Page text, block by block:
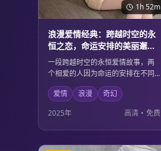
1h 52m
浪漫爱情经典：跨越时空的永
恒之恋，命运安排的美丽邂逅
与离别
一段跨越时空的永恒爱情故事，两
个相爱的人因为命运的安排在不同
的时空中相遇又分离。他们用真挚
的爱情对抗时间的阻隔，证明了真
爱可以超越一切障碍。唯美的画面
和动人的情节让人为之动容。
爱情 浪漫
奇幻
2025年
高清 • 免费